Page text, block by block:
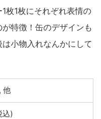
枚1枚にそれぞれ表情の
特徴！缶のデザインも
小物入れなんかにして
他
込)